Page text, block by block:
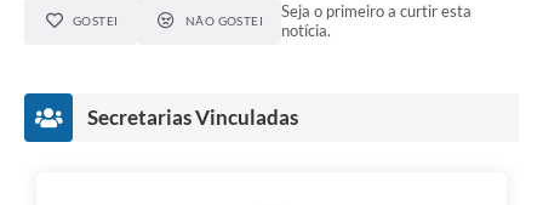
GOSTEI NÃO GOSTEI
Seja o primeiro a curtir esta
notícia.
Secretarias Vinculadas